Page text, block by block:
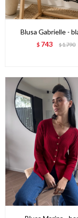
Blusa Gabrielle -
$ 743 $1.790